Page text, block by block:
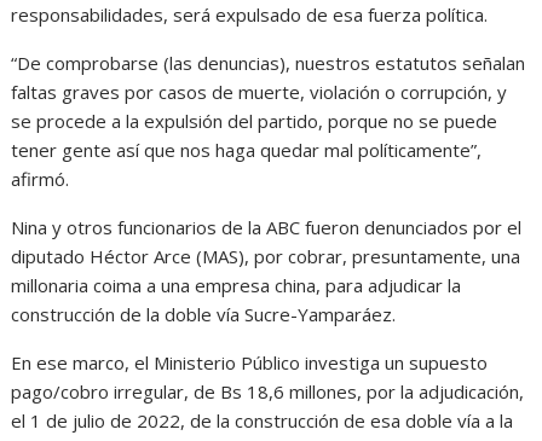
responsabilidades, será expulsado de esa fuerza política.
“De comprobarse (las denuncias), nuestros estatutos señalan
faltas graves por casos de muerte, violación o corrupción, y
se procede a la expulsión del partido, porque no se puede
tener gente así que nos haga quedar mal políticamente”,
afirmó.
Nina y otros funcionarios de la ABC fueron denunciados por el
diputado Héctor Arce (MAS), por cobrar, presuntamente, una
millonaria coima a una empresa china, para adjudicar la
construcción de la doble vía Sucre-Yamparáez.
En ese marco, el Ministerio Público investiga un supuesto
pago/cobro irregular, de Bs 18,6 millones, por la adjudicación,
el 1 de julio de 2022, de la construcción de esa doble vía a la